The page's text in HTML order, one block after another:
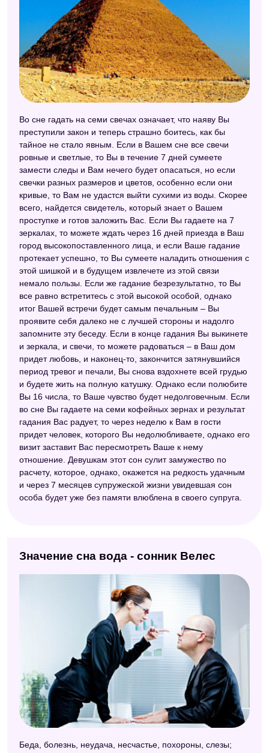
Во сне гадать на семи свечах означает, что наяву Вы
преступили закон и теперь страшно боитесь, как бы
тайное не стало явным. Если в Вашем сне все свечи
ровные и светлые, то Вы в течение 7 дней сумеете
замести следы и Вам нечего будет опасаться, но если
свечки разных размеров и цветов, особенно если они
кривые, то Вам не удастся выйти сухими из воды. Скорее
всего, найдется свидетель, который знает о Вашем
проступке и готов заложить Вас. Если Вы гадаете на 7
зеркалах, то можете ждать через 16 дней приезда в Ваш
город высокопоставленного лица, и если Ваше гадание
протекает успешно, то Вы сумеете наладить отношения с
этой шишкой и в будущем извлечете из этой связи
немало пользы. Если же гадание безрезультатно, то Вы
все равно встретитесь с этой высокой особой, однако
итог Вашей встречи будет самым печальным – Вы
проявите себя далеко не с лучшей стороны и надолго
запомните эту беседу. Если в конце гадания Вы выкинете
и зеркала, и свечи, то можете радоваться – в Ваш дом
придет любовь, и наконец-то, закончится затянувшийся
период тревог и печали, Вы снова вздохнете всей грудью
и будете жить на полную катушку. Однако если полюбите
Вы 16 числа, то Ваше чувство будет недолговечным. Если
во сне Вы гадаете на семи кофейных зернах и результат
гадания Вас радует, то через неделю к Вам в гости
придет человек, которого Вы недолюбливаете, однако его
визит заставит Вас пересмотреть Ваше к нему
отношение. Девушкам этот сон сулит замужество по
расчету, которое, однако, окажется на редкость удачным
и через 7 месяцев супружеской жизни увидевшая сон
особа будет уже без памяти влюблена в своего супруга.
Значение сна вода - сонник Велес
Беда, болезнь, неудача, несчастье, похороны, слезы;